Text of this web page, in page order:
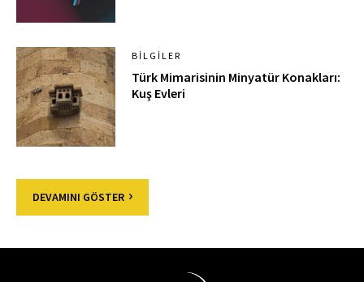
BILGILER
Türk Mimarisinin Minyatür Konakları:
Kuş Evleri
DEVAMINI GÖSTER